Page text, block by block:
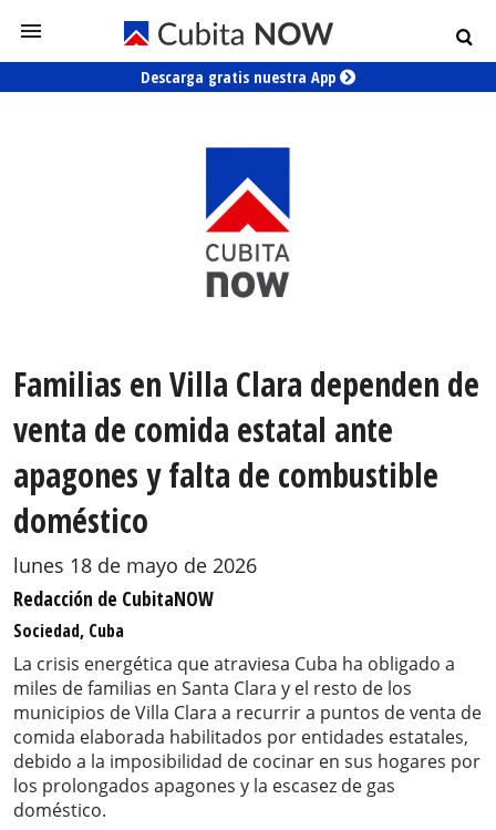
Descarga gratis nuestra App
Familias en Villa Clara dependen de
venta de comida estatal ante
apagones y falta de combustible
doméstico
lunes 18 de mayo de 2026
Redacción de CubitaNOW
Sociedad, Cuba
La crisis energética que atraviesa Cuba ha obligado a
miles de familias en Santa Clara y el resto de los
municipios de Villa Clara a recurrir a puntos de venta de
comida elaborada habilitados por entidades estatales,
debido a la imposibilidad de cocinar en sus hogares por
los prolongados apagones y la escasez de gas
doméstico.